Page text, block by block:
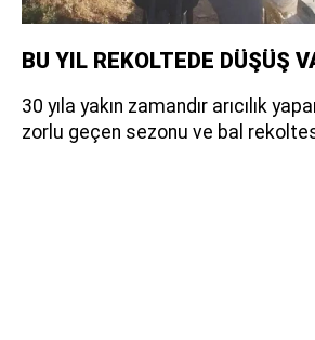
BU YIL REKOLTEDE DÜŞÜŞ
30 yıla yakın zamandır arıcılık
zorlu geçen sezonu ve bal